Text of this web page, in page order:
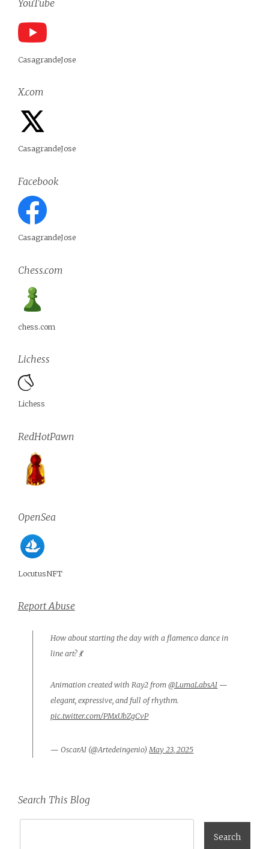
YouTube
CasagrandeJose
X.com
CasagrandeJose
Facebook
CasagrandeJose
Chess.com
chess.com
Lichess
Lichess
RedHotPawn
OpenSea
LocutusNFT
Report Abuse
How about starting the day with a flamenco dance in
line art? 💃
Animation created with Ray2 from@LumaLabsAI —
elegant, expressive, and full of rhythm.
pic.twitter.com/PMxUbZgCvP
— OscarAI (@Artedeingenio) May 23, 2025
Search This Blog